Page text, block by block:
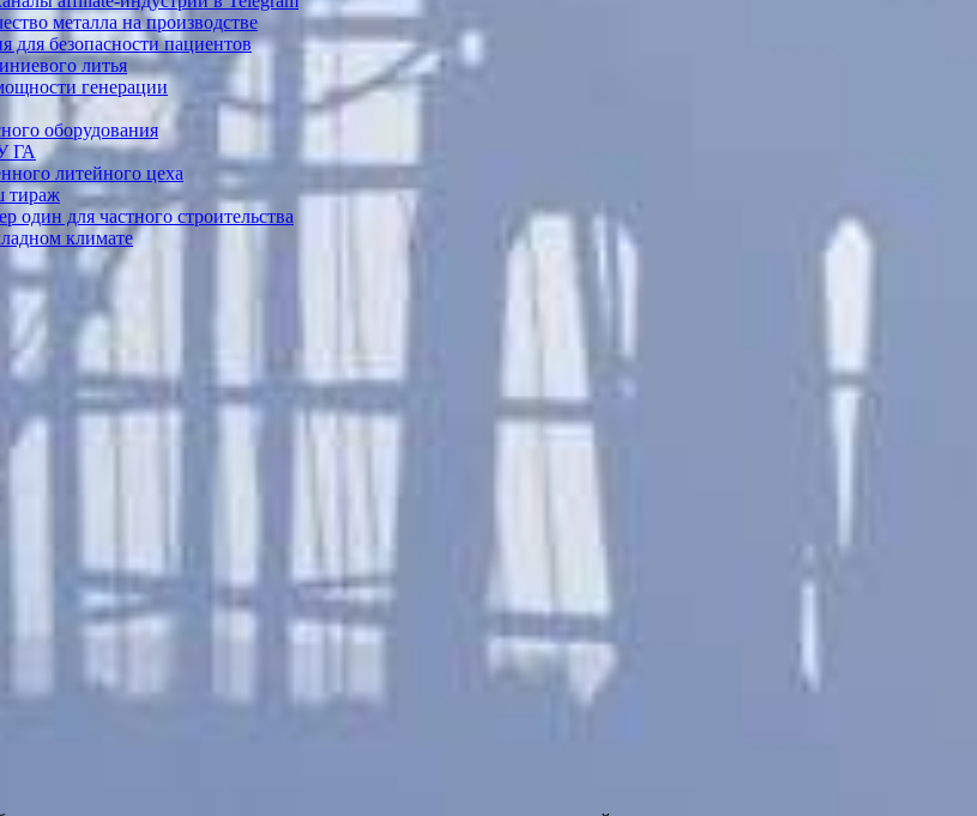
металла на производстве
безопасности пациентов
литья
генерации
оборудования
ГА
литейного цеха
тираж
один для частного строительства
климате